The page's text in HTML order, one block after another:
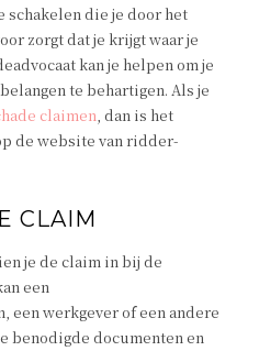
schakelen die je door het
zorgt dat je krijgt waar je
kan je helpen om je
te behartigen. Als je
claimen, dan is het
de website van ridder-
CLAIM
je de claim in bij de
een
een werkgever of een andere
benodigde documenten en